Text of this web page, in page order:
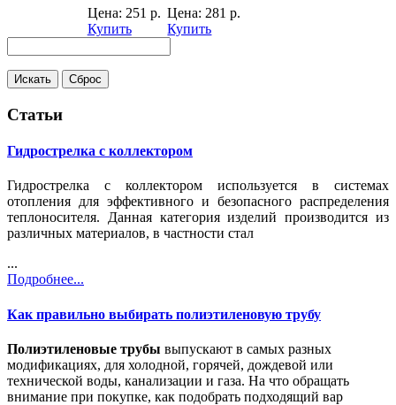
Цена: 251 р.
Купить
Цена: 281р.
Купить
Статьи
Гидрострелка с коллектором
Гидрострелка с коллектором используется в системах
отопления для эффективного и безопасного распределения
теплоносителя. Данная категория изделий производится из
различных материалов, в частности стал
...
Подробнее...
Как правильно выбирать полиэтиленовую трубу
Полиэтиленовые трубы выпускают в самых разных
модификациях, для холодной, горячей, дождевой или
технической воды, канализации и газа. На что обращать
внимание при покупке, как подобрать подходящий вар